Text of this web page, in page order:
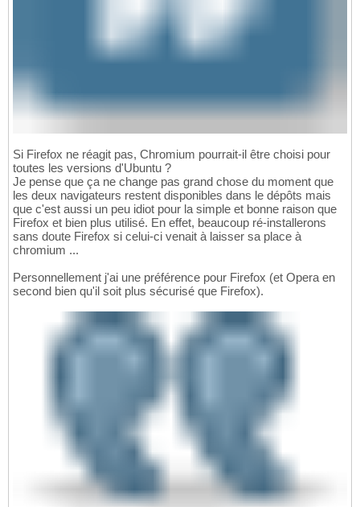
Si Firefox ne réagit pas, Chromium pourrait-il être choisi pour
toutes les versions d'Ubuntu ?
Je pense que ça ne change pas grand chose du moment que
les deux navigateurs restent disponibles dans le dépôts mais
que c'est aussi un peu idiot pour la simple et bonne raison que
Firefox et bien plus utilisé. En effet, beaucoup ré-installerons
sans doute Firefox si celui-ci venait à laisser sa place à
chromium ...
Personnellement j'ai une préférence pour Firefox (et Opera en
second bien qu'il soit plus sécurisé que Firefox).